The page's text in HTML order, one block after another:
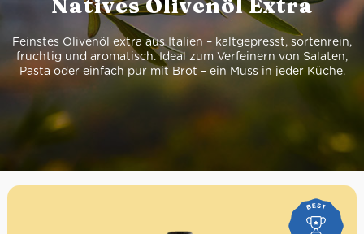
Natives Olivenöl Extra
Feinstes Olivenöl extra aus Italien – kaltgepresst, sortenrein,
fruchtig und aromatisch. Ideal zum Verfeinern von Salaten,
Pasta oder einfach pur mit Brot – ein Muss in jeder Küche.